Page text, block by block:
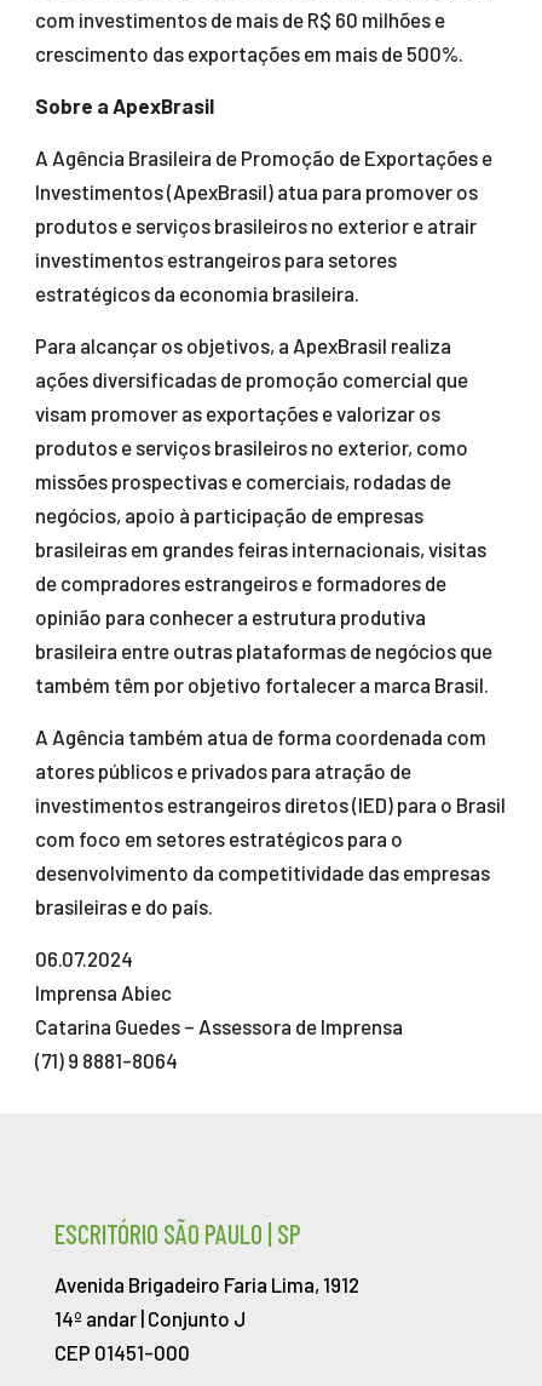
com investimentos de mais de R$ 60 milhões e
crescimento das exportações em mais de 500%.
Sobre a ApexBrasil
A Agência Brasileira de Promoção de Exportações e
Investimentos (ApexBrasil) atua para promover os
produtos e serviços brasileiros no exterior e atrair
investimentos estrangeiros para setores
estratégicos da economia brasileira.
Para alcançar os objetivos, a ApexBrasil realiza
ações diversificadas de promoção comercial que
visam promover as exportações e valorizar os
produtos e serviços brasileiros no exterior, como
missões prospectivas e comerciais, rodadas de
negócios, apoio à participação de empresas
brasileiras em grandes feiras internacionais, visitas
de compradores estrangeiros e formadores de
opinião para conhecer a estrutura produtiva
brasileira entre outras plataformas de negócios que
também têm por objetivo fortalecer a marca Brasil.
A Agência também atua de forma coordenada com
atores públicos e privados para atração de
investimentos estrangeiros diretos (IED) para o Brasil
com foco em setores estratégicos para o
desenvolvimento da competitividade das empresas
brasileiras e do país.
06.07.2024
Imprensa Abiec
Catarina Guedes – Assessora de Imprensa
(71) 9 8881-8064
ESCRITÓRIO SÃO PAULO | SP
Avenida Brigadeiro Faria Lima, 1912
14º andar | Conjunto J
CEP 01451-000